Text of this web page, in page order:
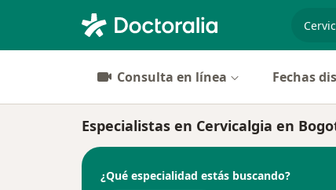
Consulta en línea Fechas
Especialistas en Cervicalgia en
¿Qué especialidad estás buscando?